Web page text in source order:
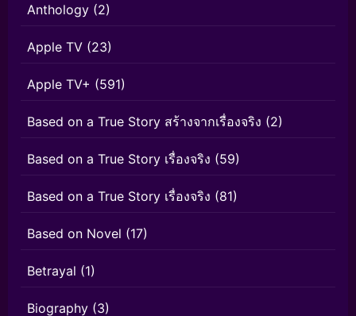
Anthology (2)
Apple TV (23)
Apple TV+ (591)
Based on a True Story สร้างจากเรื่องจริง (2)
Based on a True Story เรื่องจริง (59)
Based on a True Story เรื่องจริง (81)
Based on Novel (17)
Betrayal (1)
Biography (3)